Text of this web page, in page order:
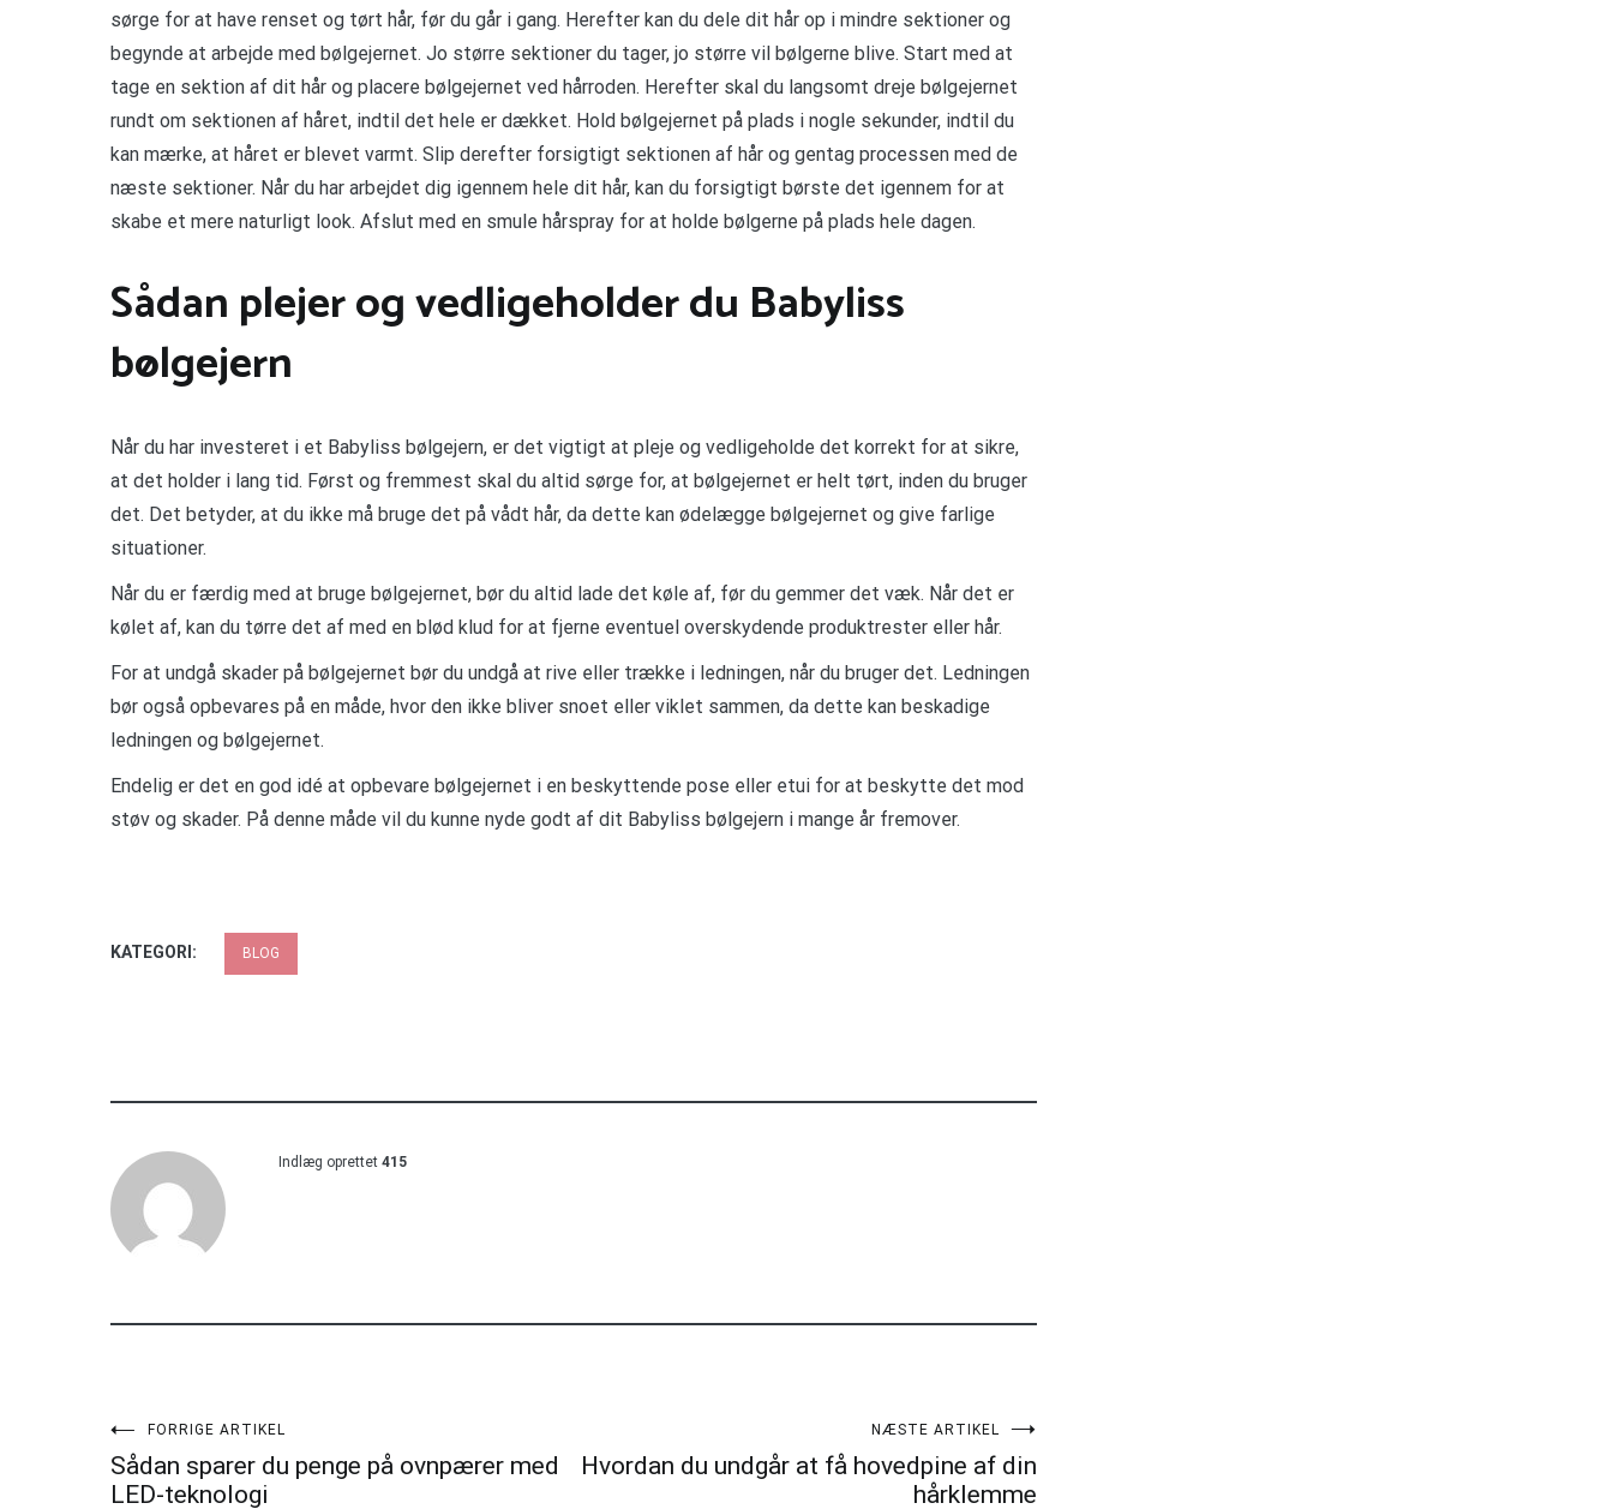
sørge for at have renset og tørt hår, før du går i gang. Herefter kan du dele dit hår op i mindre sektioner og
begynde at arbejde med bølgejernet. Jo større sektioner du tager, jo større vil bølgerne blive. Start med at
tage en sektion af dit hår og placere bølgejernet ved hårroden. Herefter skal du langsomt dreje bølgejernet
rundt om sektionen af håret, indtil det hele er dækket. Hold bølgejernet på plads i nogle sekunder, indtil du
kan mærke, at håret er blevet varmt. Slip derefter forsigtigt sektionen af hår og gentag processen med de
næste sektioner. Når du har arbejdet dig igennem hele dit hår, kan du forsigtigt børste det igennem for at
skabe et mere naturligt look. Afslut med en smule hårspray for at holde bølgerne på plads hele dagen.
Sådan plejer og vedligeholder du Babyliss
bølgejern
Når du har investeret i et Babyliss bølgejern, er det vigtigt at pleje og vedligeholde det korrekt for at sikre,
at det holder i lang tid. Først og fremmest skal du altid sørge for, at bølgejernet er helt tørt, inden du bruger
det. Det betyder, at du ikke må bruge det på vådt hår, da dette kan ødelægge bølgejernet og give farlige
situationer.
Når du er færdig med at bruge bølgejernet, bør du altid lade det køle af, før du gemmer det væk. Når det er
kølet af, kan du tørre det af med en blød klud for at fjerne eventuel overskydende produktrester eller hår.
For at undgå skader på bølgejernet bør du undgå at rive eller trække i ledningen, når du bruger det. Ledningen
bør også opbevares på en måde, hvor den ikke bliver snoet eller viklet sammen, da dette kan beskadige
ledningen og bølgejernet.
Endelig er det en god idé at opbevare bølgejernet i en beskyttende pose eller etui for at beskytte det mod
støv og skader. På denne måde vil du kunne nyde godt af dit Babyliss bølgejern i mange år fremover.
KATEGORI: BLOG
Indlæg oprettet 415
Indlægsnavigation
FORRIGE ARTIKEL
Sådan sparer du penge på ovnpærer med
LED-teknologi
NÆSTE ARTIKEL
Hvordan du undgår at få hovedpine af din
hårklemme